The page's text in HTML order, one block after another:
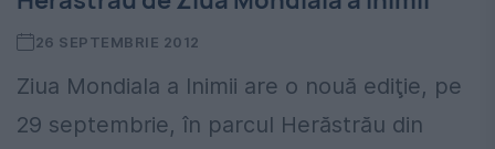
26 SEPTEMBRIE 2012
Ziua Mondiala a Inimii are o nouă ediţie, pe
29 septembrie, în parcul Herăstrău din